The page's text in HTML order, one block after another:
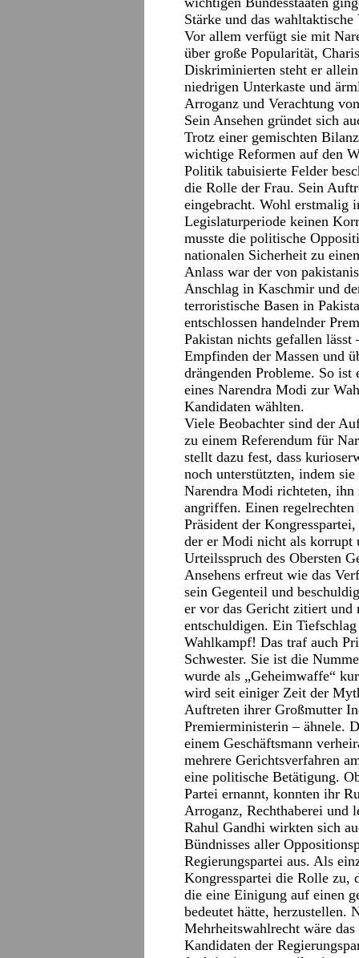
Stärke und das
Vor allem verfügt sie mit
über große Popularität,
Diskriminierten steht er allein
niedrigen Unterkaste und
Arroganz und Verachtung
Sein Ansehen gründet sich
Trotz einer gemischten
wichtige Reformen auf den
Politik tabuisierte Felder
die Rolle der Frau. Sein
eingebracht. Wohl erstmalig
Legislaturperiode keinen
musste die politische
nationalen Sicherheit zu
Anlass war der von
Anschlag in Kaschmir und
terroristische Basen in
entschlossen handelnder
Pakistan nichts gefallen lässt
Empfinden der Massen und
drängenden Probleme. So ist
eines Narendra Modi zur
Kandidaten wählten.
Viele Beobachter sind der
zu einem Referendum für
stellt dazu fest, dass
noch unterstützten, indem
Narendra Modi richteten, ihn
angriffen. Einen
Präsident der
der er Modi nicht als korrupt
Urteilsspruch des Obersten
Ansehens erfreut wie das
sein Gegenteil und
er vor das Gericht zitiert und
entschuldigen. Ein
Wahlkampf! Das traf auch
Schwester. Sie ist die
wurde als „Geheimwaffe“
wird seit einiger Zeit der
Auftreten ihrer Großmutter
Premierministerin – ähnele.
einem Geschäftsmann
mehrere Gerichtsverfahren
eine politische Betätigung.
Partei ernannt, konnten ihr
Arroganz, Rechthaberei und
Rahul Gandhi wirkten sich
Bündnisses aller
Regierungspartei aus. Als
Kongresspartei die Rolle zu,
die eine Einigung auf einen
bedeutet hätte, herzustellen.
Mehrheitswahlrecht wäre
Kandidaten der